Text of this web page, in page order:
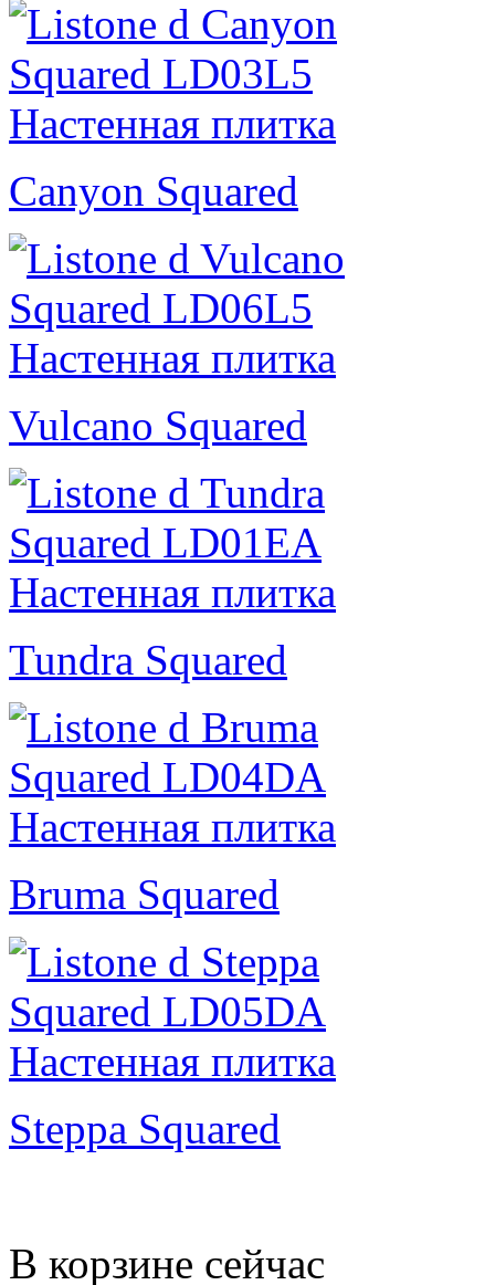
Canyon Squared
Vulcano Squared
Tundra Squared
Bruma Squared
Steppa Squared
В корзине сейчас